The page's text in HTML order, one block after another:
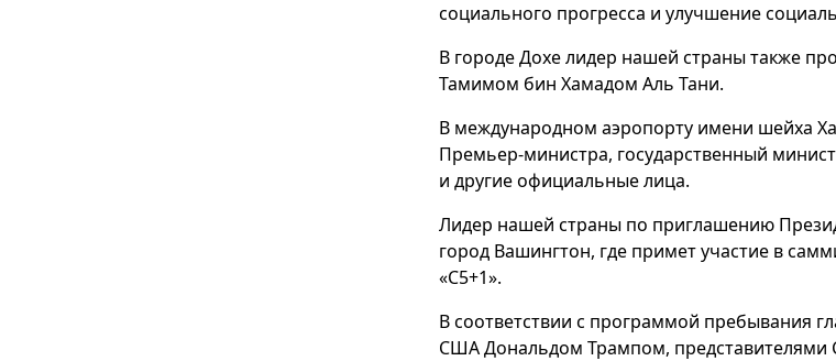
социального прогресса и улучшение
В городе Дохе лидер нашей страны также
Тамимом бин Хамадом Аль Тани.
В международном аэропорту имени шейха
Премьер-министра, государственный
и другие официальные лица.
Лидер нашей страны по приглашению
город Вашингтон, где примет участие в
«C5+1».
В соответствии с программой пребывания
США Дональдом Трампом, представителями